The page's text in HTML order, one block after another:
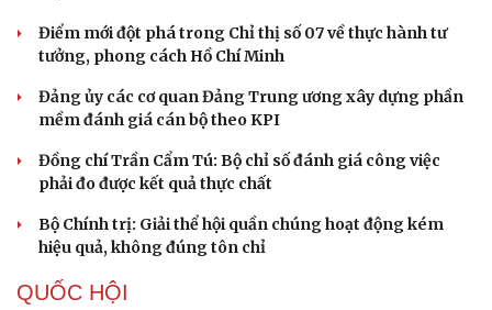
Tôi bất lực khi vợ luôn mang chuyện ở rể ra làm "vũ khí"
sau mỗi lần cãi nhau
NHẬN DIỆN SỰ THẬT
Thành tựu nhân quyền ở Việt Nam: Sự thật được
chứng minh qua những số liệu cụ thể
Thực tiễn vận hành chính quyền ba cấp bác bỏ mọi luận
điệu xuyên tạc
Thủ đoạn xuyên tạc mới trên không gian mạng thời AI